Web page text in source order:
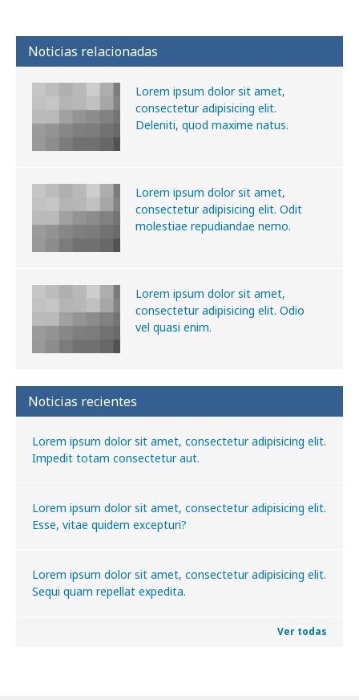
Noticias relacionadas
Lorem ipsum dolor sit amet,
consectetur adipisicing elit.
Deleniti, quod maxime natus.
Lorem ipsum dolor sit amet,
consectetur adipisicing elit. Odit
molestiae repudiandae nemo.
Lorem ipsum dolor sit amet,
consectetur adipisicing elit. Odio
vel quasi enim.
Noticias recientes
Lorem ipsum dolor sit amet, consectetur adipisicing elit.
Impedit totam consectetur aut.
Lorem ipsum dolor sit amet, consectetur adipisicing elit.
Esse, vitae quidem excepturi?
Lorem ipsum dolor sit amet, consectetur adipisicing elit.
Sequi quam repellat expedita.
Ver todas